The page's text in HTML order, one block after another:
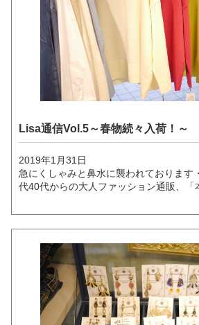
Lisa通信Vol.5～春物続々入荷！～
2019年1月31日
急にくしゃみと鼻水に襲われております
代40代からの大人ファッション通販、